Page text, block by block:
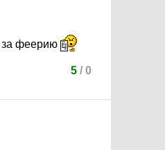
за феерию
5/ 0